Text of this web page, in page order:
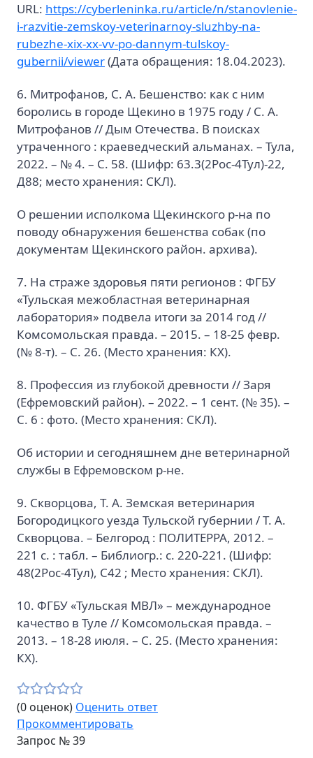
URL: https://cyberleninka.ru/article/n/stanovlenie-
i-razvitie-zemskoy-veterinarnoy-sluzhby-na-
rubezhe-xix-xx-vv-po-dannym-tulskoy-
gubernii/viewer(Дата обращения: 18.04.2023).
6. Митрофанов, С. А. Бешенство: как с ним
боролись в городе Щекино в 1975 году / С. А.
Митрофанов // Дым Отечества. В поисках
утраченного : краеведческий альманах. – Тула,
2022. – № 4. – С. 58. (Шифр: 63.3(2Рос-4Тул)-22,
Д88; место хранения: СКЛ).
О решении исполкома Щекинского р-на по
поводу обнаружения бешенства собак (по
документам Щекинского район. архива).
7. На страже здоровья пяти регионов : ФГБУ
«Тульская межобластная ветеринарная
лаборатория» подвела итоги за 2014 год //
Комсомольская правда. – 2015. – 18-25 февр.
(№ 8-т). – C. 26. (Место хранения: КХ).
8. Профессия из глубокой древности // Заря
(Ефремовский район). – 2022. – 1 сент. (№ 35). –
С. 6 : фото. (Место хранения: СКЛ).
Об истории и сегодняшнем дне ветеринарной
службы в Ефремовском р-не.
9. Скворцова, Т. А. Земская ветеринария
Богородицкого уезда Тульской губернии / Т. А.
Скворцова. – Белгород : ПОЛИТЕРРА, 2012. –
221 с. : табл. – Библиогр.: с. 220-221. (Шифр:
48(2Рос-4Тул), С42 ; Место хранения: СКЛ).
10. ФГБУ «Тульская МВЛ» – международное
качество в Туле // Комсомольская правда. –
2013. – 18-28 июля. – С. 25. (Место хранения:
КХ).
(0 оценок) Оценить ответ
Прокомментировать
Запрос №39